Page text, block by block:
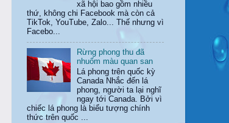
xã hội bao gồm nhiều
thứ, không chi Facebook mà còn cả
TikTok, YouTube, Zalo... Thế nhưng vì
Facebo...
Rừng phong thu đã
nhuốm màu quan san
Lá phong trên quốc kỳ
Canada Nhắc đến lá
phong, người ta lại nghĩ
ngay tới Canada. Bởi vì
chiếc lá phong là biểu tượng chính
thức trên quốc ...